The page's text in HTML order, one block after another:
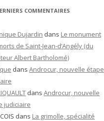
COMMENTAIRES
Dujardin dans Le monument
de Saint-Jean-d’Angély (du
Albert Bartholomé)
dans Androcur, nouvelle étape
dans Androcur, nouvelle
judiciaire
dans La grimolle, spécialité